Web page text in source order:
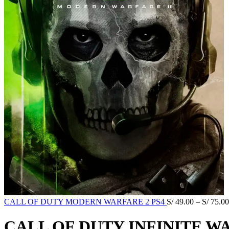
CALL OF DUTY MODERN WARFARE 2 PS4 S/49.00 – S/75.00